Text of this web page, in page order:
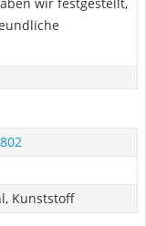
Kunststoff